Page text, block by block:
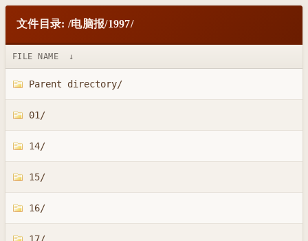
文件目录: /电脑报/1997/
FILE NAME ↓
Parent directory/
01/
14/
15/
16/